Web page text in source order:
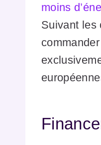
moins
Suivant les